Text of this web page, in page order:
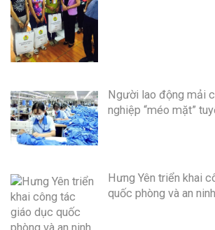
Người lao động mải
nghiệp “méo mặt”
Hưng Yên triển khai
quốc phòng và an